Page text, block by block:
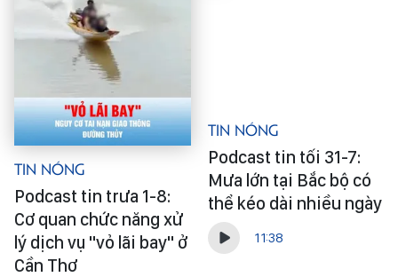
Tin Nóng
Podcast tin trưa 1-8:
Cơ quan chức năng xử
lý dịch vụ "vỏ lãi bay" ở
Cần Thơ
Tin Nóng
Podcast tin tối 31-7:
Mưa lớn tại Bắc bộ có
thể kéo dài nhiều ngày
11:38